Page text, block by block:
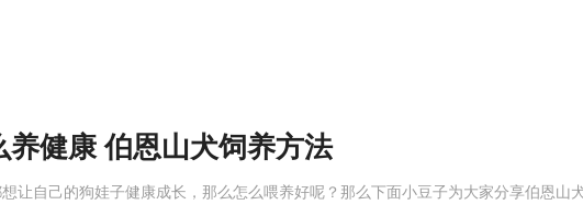
健康 伯恩山犬饲养方法
让自己的狗娃子健康成长，那么怎么喂养好呢？那么下面小豆子为大家分享伯恩山犬